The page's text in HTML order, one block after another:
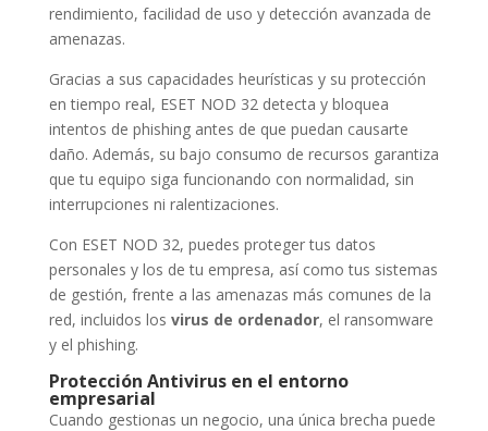
rendimiento, facilidad de uso y detección avanzada de
amenazas.
Gracias a sus capacidades heurísticas y su protección
en tiempo real, ESET NOD 32 detecta y bloquea
intentos de phishing antes de que puedan causarte
daño. Además, su bajo consumo de recursos garantiza
que tu equipo siga funcionando con normalidad, sin
interrupciones ni ralentizaciones.
Con ESET NOD 32, puedes proteger tus datos
personales y los de tu empresa, así como tus sistemas
de gestión, frente a las amenazas más comunes de la
red, incluidos los virus de ordenador, el ransomware
y el phishing.
Protección Antivirus en el entorno
empresarial
Cuando gestionas un negocio, una única brecha puede